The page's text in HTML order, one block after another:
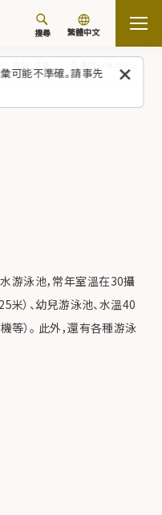
可能不準確。請事先
搜尋 繁體中文
游泳池，常年室溫在30攝
）、幼兒游泳池、水溫40
等）。 此外，還有各種游泳